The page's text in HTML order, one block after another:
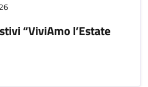
“ViviAmo l’Estate